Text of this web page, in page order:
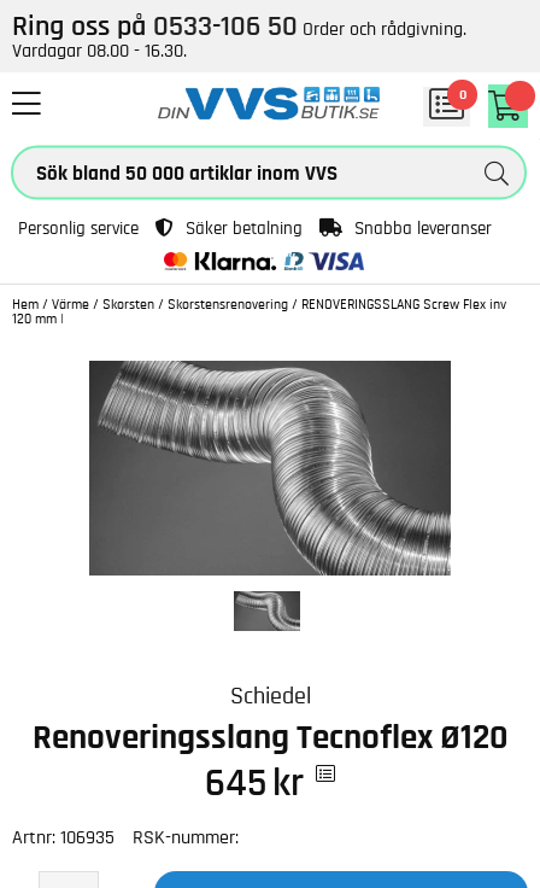
Ring oss på 0533-106 50 Order och rådgivning.
Vardagar 08.00 - 16.30.
0
Personlig service Säker betalning Snabba leveranser
Hem / Värme / Skorsten / Skorstensrenovering / RENOVERINGSSLANG Screw Flex inv
120 mm |
Schiedel
Renoveringsslang Tecnoflex Ø120
645 kr
Artnr: 106935 RSK-nummer: